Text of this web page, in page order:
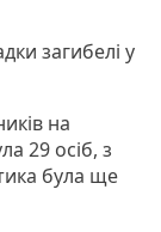
загибелі у
на
29 осіб, з
була ще